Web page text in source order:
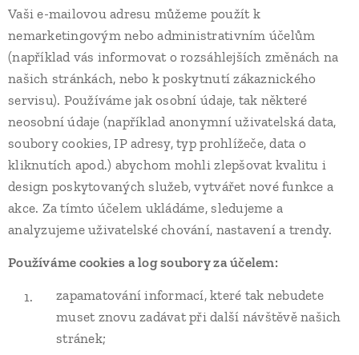
Vaši e-mailovou adresu můžeme použít k
nemarketingovým nebo administrativním účelům
(například vás informovat o rozsáhlejších změnách na
našich stránkách, nebo k poskytnutí zákaznického
servisu). Používáme jak osobní údaje, tak některé
neosobní údaje (například anonymní uživatelská data,
soubory cookies, IP adresy, typ prohlížeče, data o
kliknutích apod.) abychom mohli zlepšovat kvalitu i
design poskytovaných služeb, vytvářet nové funkce a
akce. Za tímto účelem ukládáme, sledujeme a
analyzujeme uživatelské chování, nastavení a trendy.
Používáme cookies a log soubory za účelem:
zapamatování informací, které tak nebudete
muset znovu zadávat při další návštěvě našich
stránek;